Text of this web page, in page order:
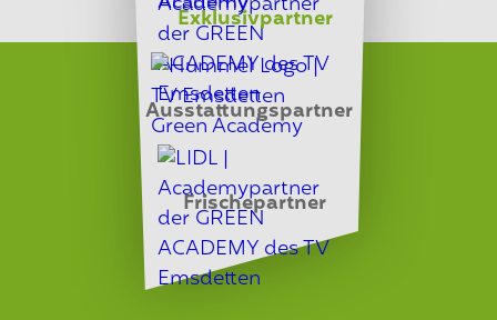
Exklusivpartner
Ausstattungspartner
Frischepartner